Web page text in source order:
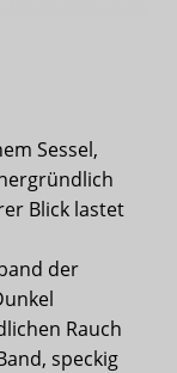
Sessel,
Blick lastet
der
Rauch
speckig